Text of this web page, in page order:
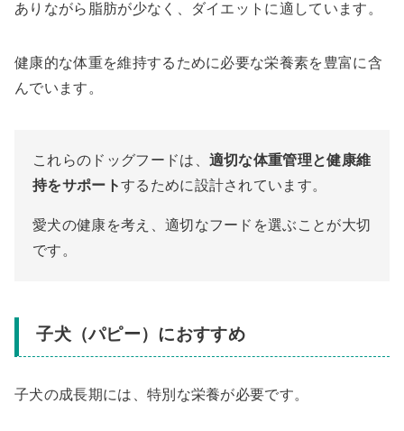
ありながら脂肪が少なく、ダイエットに適しています。
健康的な体重を維持するために必要な栄養素を豊富に含
んでいます。
これらのドッグフードは、 適切な体重管理と健康維
持をサポートするために設計されています。
愛犬の健康を考え、適切なフードを選ぶことが大切
です。
子犬（パピー）におすすめ
子犬の成長期には、特別な栄養が必要です。